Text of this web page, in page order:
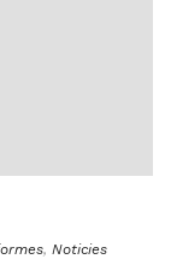
, Noticies